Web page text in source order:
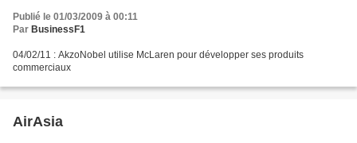
Publié le 01/03/2009 à 00:11
Par BusinessF1
04/02/11 : AkzoNobel utilise McLaren pour développer ses produits
commerciaux
AirAsia